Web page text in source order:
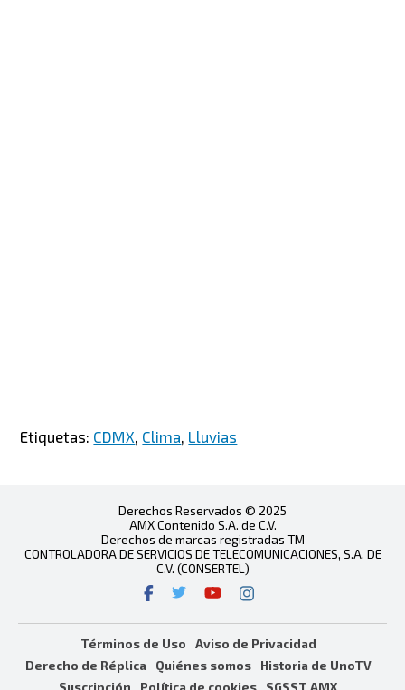
Etiquetas: CDMX, Clima, Lluvias
Derechos Reservados © 2025
AMX Contenido S.A. de C.V.
Derechos de marcas registradas TM
CONTROLADORA DE SERVICIOS DE TELECOMUNICACIONES, S.A. DE
C.V. (CONSERTEL)
Términos de Uso
Aviso de Privacidad
Derecho de Réplica
Quiénes somos
Historia de UnoTV
Suscripción
Política de cookies SGSST AMX